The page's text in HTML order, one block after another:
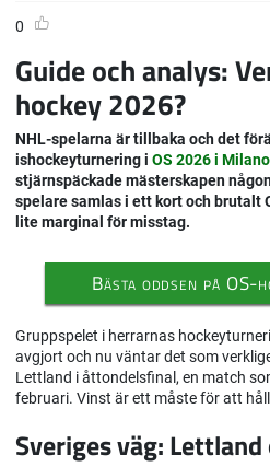
0
Guide och analys:
hockey 2026?
NHL-spelarna är tillbaka och det
ishockeyturnering i OS 2026 i Milano
stjärnspäckade mästerskapen
spelare samlas i ett kort och brutalt
lite marginal för misstag.
Bästa oddsen på OS-
Gruppspelet i herrarnas
avgjort och nu väntar det som
Lettland i åttondelsfinal, en match
februari. Vinst är ett måste för att
Sveriges väg: Lettland